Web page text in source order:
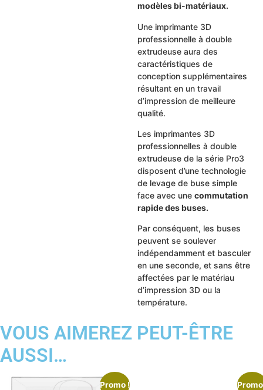
modèles bi-matériaux.
Une imprimante 3D
professionnelle à double
extrudeuse aura des
caractéristiques de
conception supplémentaires
résultant en un travail
d’impression de meilleure
qualité.
Les imprimantes 3D
professionnelles à double
extrudeuse de la série Pro3
disposent d’une technologie
de levage de buse simple
face avec une commutation
rapide des buses.
Par conséquent, les buses
peuvent se soulever
indépendamment et basculer
en une seconde, et sans être
affectées par le matériau
d’impression 3D ou la
température.
VOUS AIMEREZ PEUT-ÊTRE
AUSSI…
Promo !